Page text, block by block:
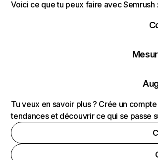
Voici ce que tu peux faire avec Semrush
Tu veux en savoir plus ? Crée un
tendances et découvrir ce qui se passe